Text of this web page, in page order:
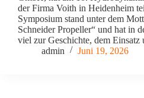
der Firma Voith in Heidenheim
Symposium stand unter dem
Schneider Propeller“ und hat in
viel zur Geschichte, dem
admin
Juni 19, 2026